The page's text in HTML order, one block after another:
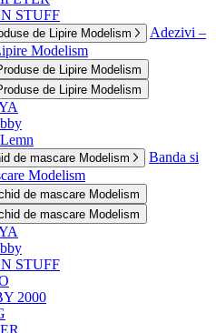
STUFF
de Lipire Modelism
Adezivi –
Modelism
de Lipire Modelism
de Lipire Modelism
de mascare Modelism
Banda si
Modelism
de mascare Modelism
de mascare Modelism
STUFF
2000